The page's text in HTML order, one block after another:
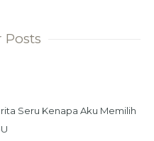
Posts
Seru Kenapa Aku Memilih